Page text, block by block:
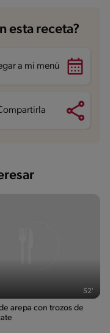
esta receta?
a mi menú
52'
arepa con trozos de